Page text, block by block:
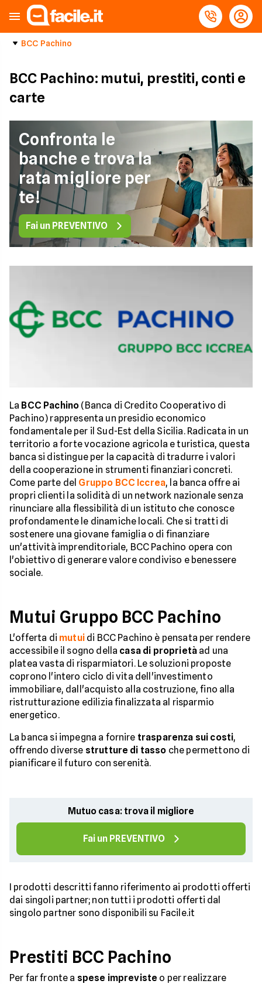
BCC Pachino
BCC Pachino: mutui, prestiti, conti e
carte
Confronta le
banche e trova la
rata migliore per
te!
Fai un PREVENTIVO
La BCC Pachino (Banca di Credito Cooperativo di
Pachino) rappresenta un presidio economico
fondamentale per il Sud-Est della Sicilia. Radicata in un
territorio a forte vocazione agricola e turistica, questa
banca si distingue per la capacità di tradurre i valori
della cooperazione in strumenti finanziari concreti.
Come parte del Gruppo BCC Iccrea, la banca offre ai
propri clienti la solidità di un network nazionale senza
rinunciare alla flessibilità di un istituto che conosce
profondamente le dinamiche locali. Che si tratti di
sostenere una giovane famiglia o di finanziare
un'attività imprenditoriale, BCC Pachino opera con
l'obiettivo di generare valore condiviso e benessere
sociale.
Mutui Gruppo BCC Pachino
L'offerta di mutuidi BCC Pachino è pensata per rendere
accessibile il sogno della casa di proprietà ad una
platea vasta di risparmiatori. Le soluzioni proposte
coprono l'intero ciclo di vita dell'investimento
immobiliare, dall'acquisto alla costruzione, fino alla
ristrutturazione edilizia finalizzata al risparmio
energetico.
La banca si impegna a fornire trasparenza sui costi,
offrendo diverse strutture di tasso che permettono di
pianificare il futuro con serenità.
Mutuo casa: trova il migliore
Fai un PREVENTIVO
I prodotti descritti fanno riferimento ai prodotti offerti
dai singoli partner; non tutti i prodotti offerti dal
singolo partner sono disponibili su Facile.it
Prestiti BCC Pachino
Per far fronte a spese impreviste o per realizzare